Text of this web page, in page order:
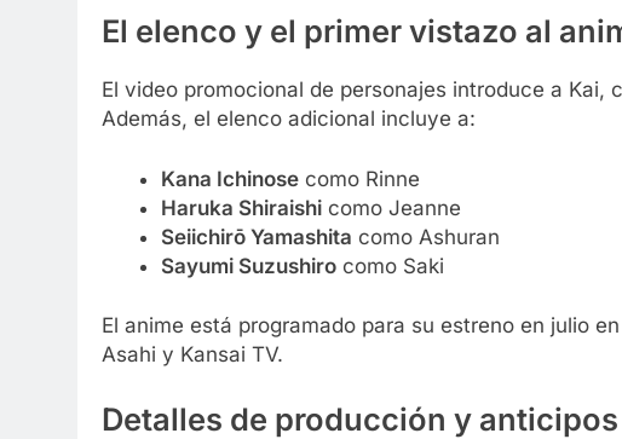
El elenco y el primer vistazo al
El video promocional de personajes introduce a Kai,
Además, el elenco adicional incluye a:
Kana Ichinosecomo Rinne
Haruka Shiraishicomo Jeanne
Seiichirō Yamashita como Ashuran
Sayumi Suzushirocomo Saki
El anime está programado para su estreno en julio
Asahi y Kansai TV.
Detalles de producción y anticipos